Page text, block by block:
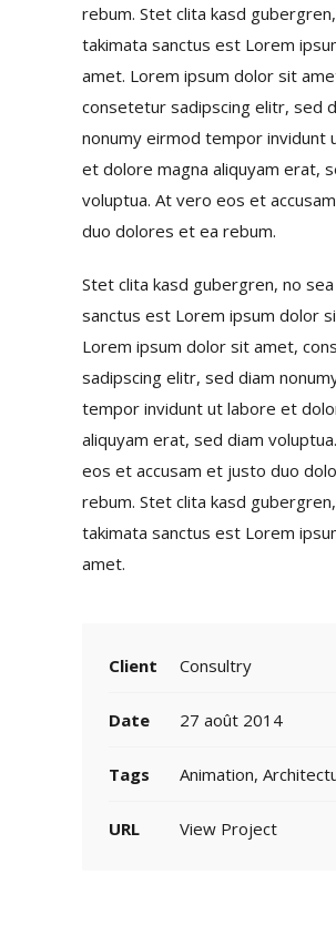
rebum. Stet clita kasd
takimata sanctus est Lorem
amet. Lorem ipsum dolor sit
consetetur sadipscing elitr, sed
nonumy eirmod tempor invidunt
et dolore magna aliquyam erat,
voluptua. At vero eos et
duo dolores et ea rebum.
Stet clita kasd gubergren, no
sanctus est Lorem ipsum dolor
Lorem ipsum dolor sit amet,
sadipscing elitr, sed diam
tempor invidunt ut labore et
aliquyam erat, sed diam
eos et accusam et justo duo
rebum. Stet clita kasd
takimata sanctus est Lorem
amet.
Client Consultry
Date 27 août 2014
Tags Animation,
URL View Project